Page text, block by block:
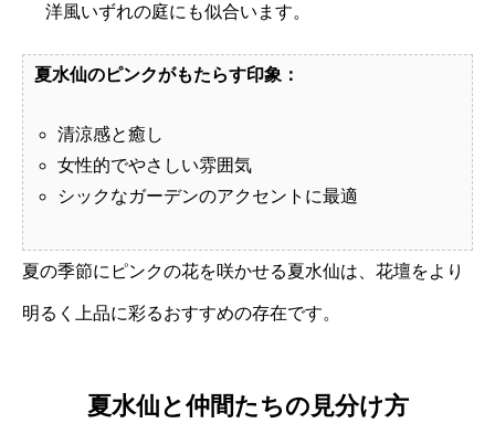
洋風いずれの庭にも似合います。
夏水仙のピンクがもたらす印象：
清涼感と癒し
女性的でやさしい雰囲気
シックなガーデンのアクセントに最適
夏の季節にピンクの花を咲かせる夏水仙は、花壇をより
明るく上品に彩るおすすめの存在です。
夏水仙と仲間たちの見分け方